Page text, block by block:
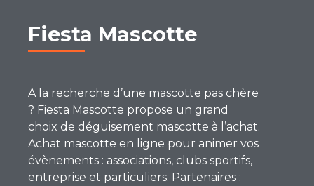
Fiesta Mascotte
A la recherche d’une mascotte pas chère
? Fiesta Mascotte propose un grand
choix de déguisement mascotte à l’achat.
Achat mascotte en ligne pour animer vos
évènements : associations, clubs sportifs,
entreprise et particuliers. Partenaires :